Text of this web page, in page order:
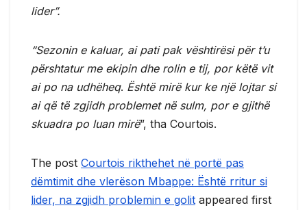
lider”.
“Sezonin e kaluar, ai pati pak vështirësi për t’u
përshtatur me ekipin dhe rolin e tij, por këtë vit
ai po na udhëheq. Është mirë kur ke një lojtar si
ai që të zgjidh problemet në sulm, por e gjithë
skuadra po luan mirë”, tha Courtois.
The post Courtois rikthehet në portë pas
dëmtimit dhe vlerëson Mbappe: Është rritur si
lider, na zgjidh problemin e golit appeared first